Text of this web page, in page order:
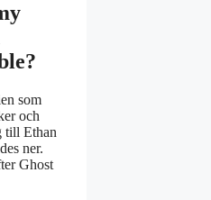
som
och
till Ethan
ner.
Ghost